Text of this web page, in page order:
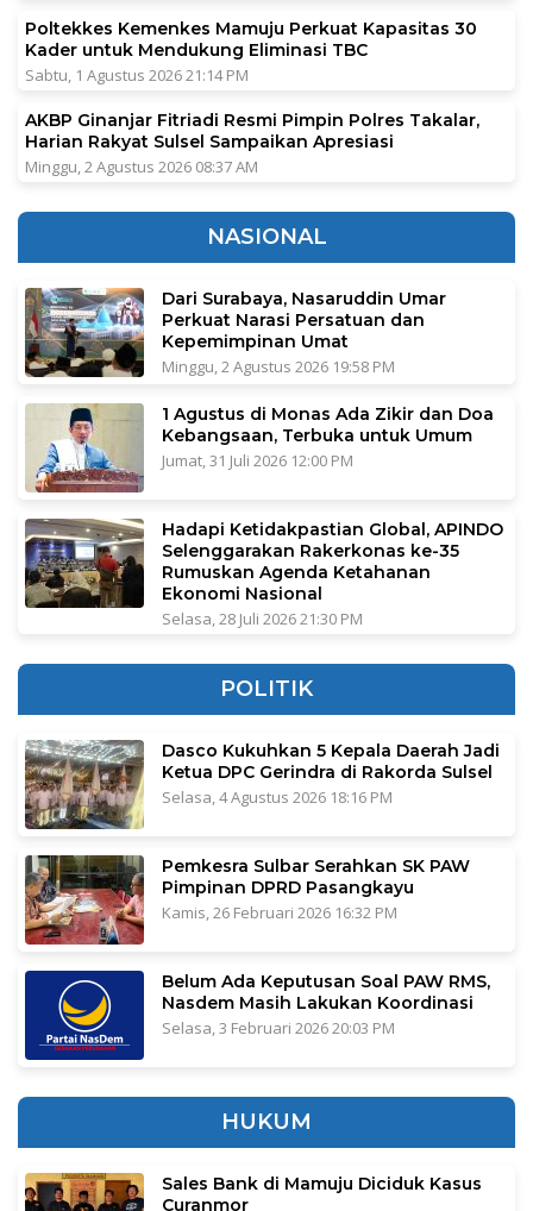
Poltekkes Kemenkes Mamuju Perkuat Kapasitas 30
Kader untuk Mendukung Eliminasi TBC
Sabtu, 1 Agustus 2026 21:14 PM
AKBP Ginanjar Fitriadi Resmi Pimpin Polres Takalar,
Harian Rakyat Sulsel Sampaikan Apresiasi
Minggu, 2 Agustus 2026 08:37 AM
NASIONAL
Dari Surabaya, Nasaruddin Umar
Perkuat Narasi Persatuan dan
Kepemimpinan Umat
Minggu, 2 Agustus 2026 19:58 PM
1 Agustus di Monas Ada Zikir dan Doa
Kebangsaan, Terbuka untuk Umum
Jumat, 31 Juli 2026 12:00 PM
Hadapi Ketidakpastian Global, APINDO
Selenggarakan Rakerkonas ke-35
Rumuskan Agenda Ketahanan
Ekonomi Nasional
Selasa, 28 Juli 2026 21:30 PM
POLITIK
Dasco Kukuhkan 5 Kepala Daerah Jadi
Ketua DPC Gerindra di Rakorda Sulsel
Selasa, 4 Agustus 2026 18:16 PM
Pemkesra Sulbar Serahkan SK PAW
Pimpinan DPRD Pasangkayu
Kamis, 26 Februari 2026 16:32 PM
Belum Ada Keputusan Soal PAW RMS,
Nasdem Masih Lakukan Koordinasi
Selasa, 3 Februari 2026 20:03 PM
HUKUM
Sales Bank di Mamuju Diciduk Kasus
Curanmor